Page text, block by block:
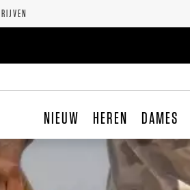
NIEUW HEREN DAMES